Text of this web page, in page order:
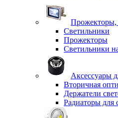
Прожекторы,
Светильники
Прожекторы
Светильники
Аксессуары
Вторичная
Держатели
Радиаторы для